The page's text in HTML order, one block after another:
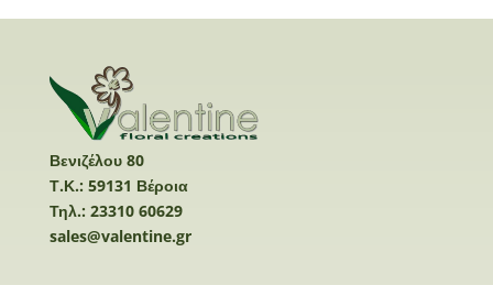
Βενιζέλου 80
Τ.Κ.: 59131 Βέροια
Τηλ.: 23310 60629
sales@valentine.gr